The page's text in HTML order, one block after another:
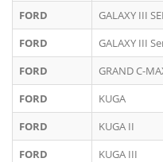
FORD
GALAXY III
FORD
GALAXY III
FORD
GRAND C-
FORD
KUGA
FORD
KUGA II
FORD
KUGA III